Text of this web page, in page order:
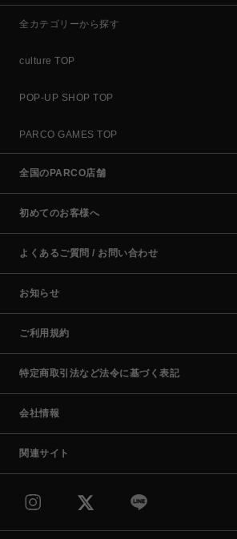
全カテゴリーから探す
culture TOP
POP-UP SHOP TOP
PARCO GAMES TOP
全国のPARCO店舗
初めてのお客様へ
よくあるご質問 / お問い合わせ
お知らせ
ご利用規約
特定商取引法など法令に基づく表記
会社情報
関連サイト